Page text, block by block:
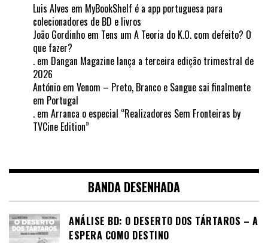
Luis Alves em MyBookShelf é a app portuguesa para
colecionadores de BD e livros
João Gordinho em Tens um A Teoria do K.O. com defeito? O
que fazer?
. em Dangan Magazine lança a terceira edição trimestral de
2026
António em Venom – Preto, Branco e Sangue sai finalmente
em Portugal
. em Arranca o especial “Realizadores Sem Fronteiras by
TVCine Edition”
BANDA DESENHADA
ANÁLISE BD: O DESERTO DOS TÁRTAROS – A
ESPERA COMO DESTINO